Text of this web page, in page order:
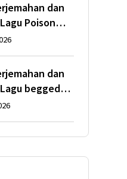
dan
Poison
Lewis
dan
begged
Rodrigo